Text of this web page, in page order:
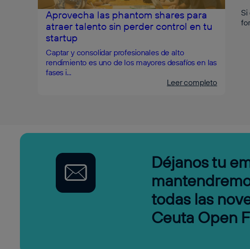
Si
Aprovecha las phantom shares para
atraer talento sin perder control en tu
startup
Captar y consolidar profesionales de alto
rendimiento es uno de los mayores desafíos en las
fases i...
Leer completo
Déjanos tu
todas las
Ceuta Open